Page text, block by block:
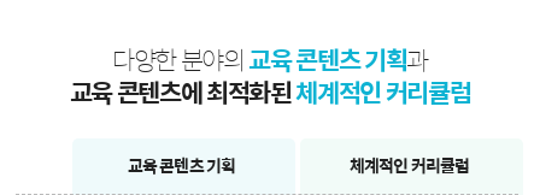
다양한 분야의교육 콘텐츠 기획과
교육 콘텐츠에 최적화된체계적인 커리큘럼
교육 콘텐츠 기획 체계적인 커리큘럼